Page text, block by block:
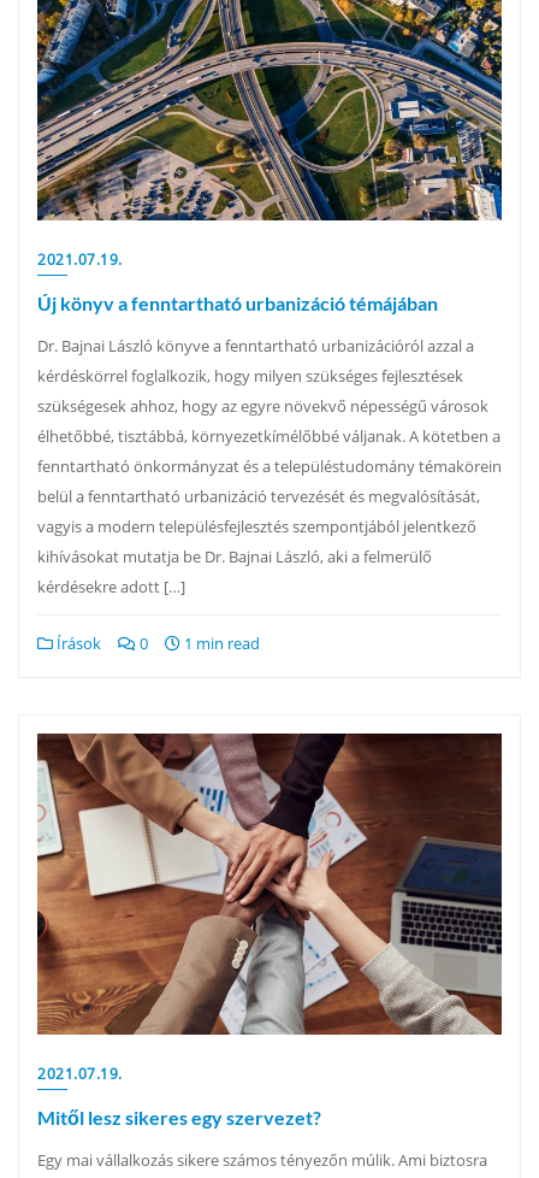
2021.07.19.
Új könyv a fenntartható urbanizáció témájában
Dr. Bajnai László könyve a fenntartható urbanizációról azzal a
kérdéskörrel foglalkozik, hogy milyen szükséges fejlesztések
szükségesek ahhoz, hogy az egyre növekvő népességű városok
élhetőbbé, tisztábbá, környezetkímélőbbé váljanak. A kötetben a
fenntartható önkormányzat és a településtudomány témakörein
belül a fenntartható urbanizáció tervezését és megvalósítását,
vagyis a modern településfejlesztés szempontjából jelentkező
kihívásokat mutatja be Dr. Bajnai László, aki a felmerülő
kérdésekre adott […]
Írások 0 1 min read
2021.07.19.
Mitől lesz sikeres egy szervezet?
Egy mai vállalkozás sikere számos tényezőn múlik. Ami biztosra